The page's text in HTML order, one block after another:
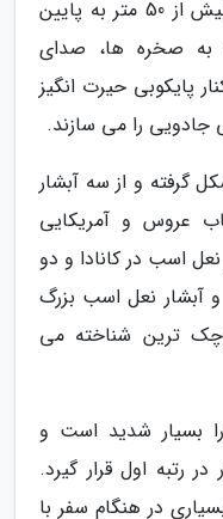
آب های خروشان نیاگارا از ارتفاع بیش از 50 متر به پایین
به صخره ها، صدای
پایکوبی حیرت انگیز
جادویی را می سازند.
گرفته و از سه آبشار
عروس و آمریکایی
اسب در کانادا و دو
و آبشار نعل اسب بزرگ
ترین شناخته می
بسیار شدید است و
رتبه اول قرار گیرد.
در هنگام سفر با